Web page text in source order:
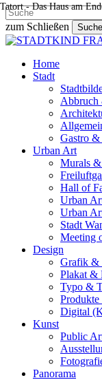
Skip
to
main
content
zum Schließen
Suche
Close
search
Menu
Home
Stadt
Abbruch
Gastro
Urban Art
Murals
Hall of
Urban
Urban
Stadt
Meeting
Design
Grafik &
Plakat &
Typo &
Digital
Kunst
Public
Panorama
Tatort - Das Haus am